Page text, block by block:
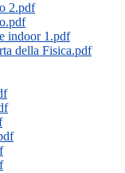
2.pdf
indoor 1.pdf
della Fisica.pdf